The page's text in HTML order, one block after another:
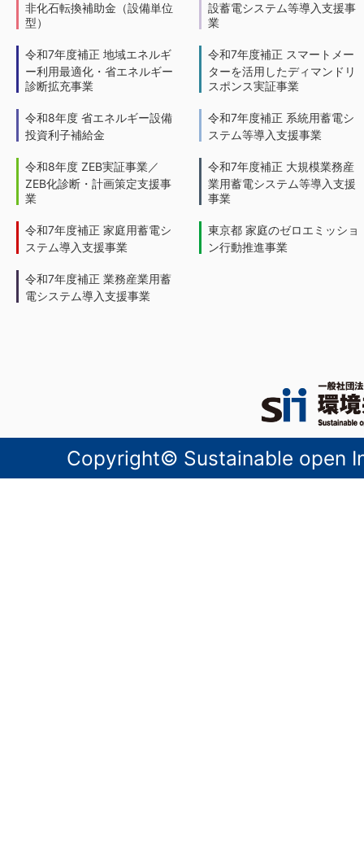
非化石転換補助金（設備単位
型）
令和7年度補正 地域エネルギ
ー利用最適化・省エネルギー
診断拡充事業
令和8年度 省エネルギー設備
投資利子補給金
令和8年度 ZEB実証事業／
ZEB化診断・計画策定支援事
業
令和7年度補正 家庭用蓄電シ
ステム導入支援事業
令和7年度補正 業務産業用蓄
電システム導入支援事業
設蓄電システム等導入支援事
業
令和7年度補正 スマートメー
ターを活用したディマンドリ
スポンス実証事業
令和7年度補正 系統用蓄電シ
ステム等導入支援事業
令和7年度補正 大規模業務産
業用蓄電システム等導入支援
事業
東京都 家庭のゼロエミッショ
ン行動推進事業
Copyright© Sustainable open